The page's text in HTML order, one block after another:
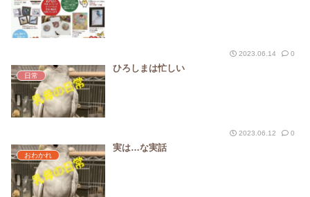
2023.06.14 0
日常
ひろしまは忙しい
2023.06.12 0
おわかれ
実は…な実話